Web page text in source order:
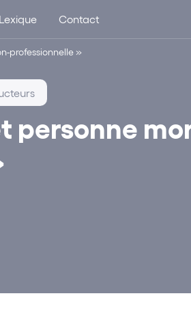
Lexique Contact
professionnelle »
personne